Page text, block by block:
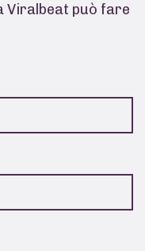
Viralbeat può fare